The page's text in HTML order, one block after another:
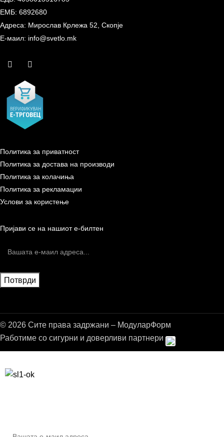
ЕМБ: 6892680
Адреса: Мирослав Крлежа 52, Скопје
Е-маил: info@svetlo.mk
Политика за приватност
Политика за достава на производи
Политика за колачиња
Политика за рекламации
Услови за користење
Пријави се на нашиот е-билтен
© 2026 Сите права задржани – МодуларФорм
Работиме со сигурни и доверливи партнери